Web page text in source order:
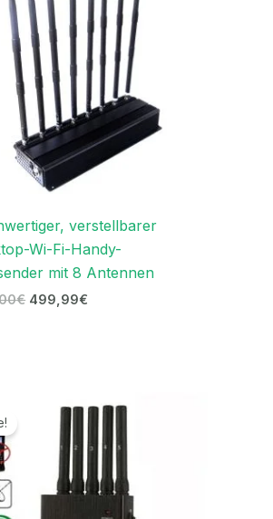
verstellbarer
Wi-Fi-Handy-
mit 8 Antennen
€ 499,99€
499,00€
Preis
269,99€.